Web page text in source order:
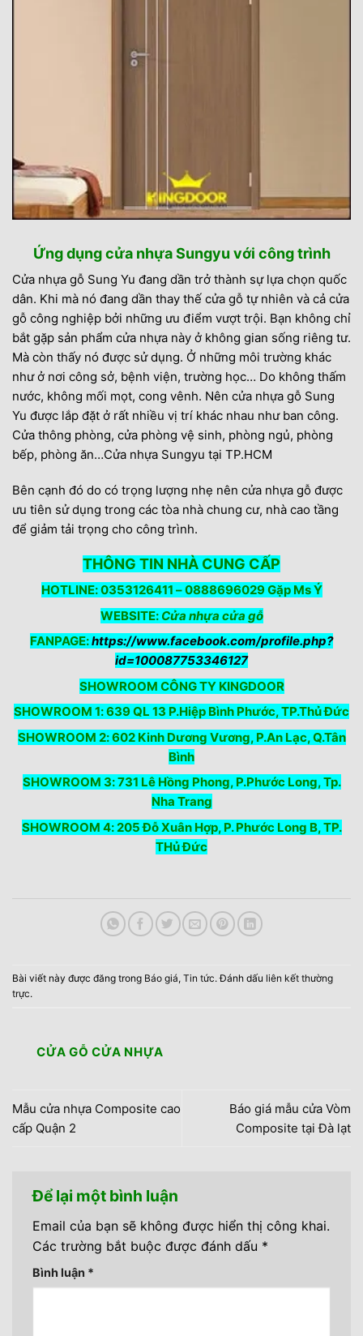
Ứng dụng cửa nhựa Sungyu với công trình
Cửa nhựa gỗ Sung Yu đang dần trở thành sự lựa chọn quốc
dân. Khi mà nó đang dần thay thế cửa gỗ tự nhiên và cả cửa
gỗ công nghiệp bởi những ưu điểm vượt trội. Bạn không chỉ
bắt gặp sản phẩm cửa nhựa này ở không gian sống riêng tư.
Mà còn thấy nó được sử dụng. Ở những môi trường khác
như ở nơi công sở, bệnh viện, trường học… Do không thấm
nước, không mối mọt, cong vênh. Nên cửa nhựa gỗ Sung
Yu được lắp đặt ở rất nhiều vị trí khác nhau như ban công.
Cửa thông phòng, cửa phòng vệ sinh, phòng ngủ, phòng
bếp, phòng ăn…Cửa nhựa Sungyu tại TP.HCM
Bên cạnh đó do có trọng lượng nhẹ nên cửa nhựa gỗ được
ưu tiên sử dụng trong các tòa nhà chung cư, nhà cao tầng
để giảm tải trọng cho công trình.
THÔNG TIN NHÀ CUNG CẤP
HOTLINE: 0353126411 – 0888696029 Gặp Ms Ý
WEBSITE: Cửa nhựa cửa gỗ
FANPAGE:https://www.facebook.com/profile.php?
id=100087753346127
SHOWROOM CÔNG TY KINGDOOR
SHOWROOM 1: 639 QL 13 P.Hiệp Bình Phước, TP.Thủ Đức
SHOWROOM 2: 602 Kinh Dương Vương, P.An Lạc, Q.Tân
Bình
SHOWROOM 3: 731 Lê Hồng Phong, P.Phước Long, Tp.
Nha Trang
SHOWROOM 4: 205 Đỗ Xuân Hợp, P. Phước Long B, TP.
THủ Đức
Bài viết này được đăng trong Báo giá, Tin tức. Đánh dấu liên kết thường
trực.
CỬA GỖ CỬA NHỰA
Mẫu cửa nhựa Composite cao
cấp Quận 2
Báo giá mẫu cửa Vòm
Composite tại Đà lạt
Để lại một bình luận
Email của bạn sẽ không được hiển thị công khai.
Các trường bắt buộc được đánh dấu *
Bình luận *